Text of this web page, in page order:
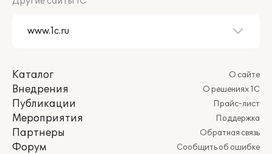
Каталог
Внедрения
Публикации
Мероприятия
Партнеры
Форум
О сайте
О решениях 1С
Прайс-лист
Поддержка
Обратная связь
Сообщить об ошибке